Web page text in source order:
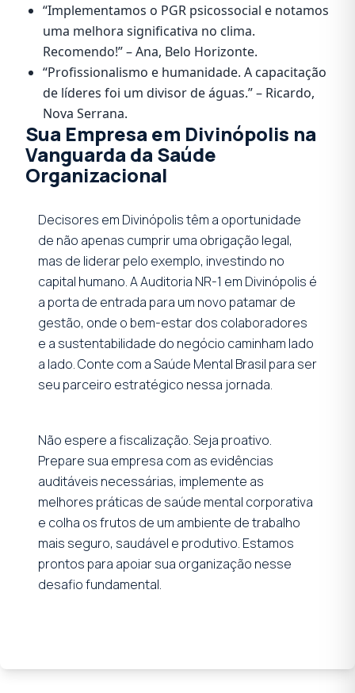
“Implementamos o PGR psicossocial e notamos
uma melhora significativa no clima.
Recomendo!” – Ana, Belo Horizonte.
“Profissionalismo e humanidade. A capacitação
de líderes foi um divisor de águas.” – Ricardo,
Nova Serrana.
Sua Empresa em Divinópolis na
Vanguarda da Saúde
Organizacional
Decisores em Divinópolis têm a oportunidade
de não apenas cumprir uma obrigação legal,
mas de liderar pelo exemplo, investindo no
capital humano. A Auditoria NR-1 em Divinópolis é
a porta de entrada para um novo patamar de
gestão, onde o bem-estar dos colaboradores
e a sustentabilidade do negócio caminham lado
a lado. Conte com a Saúde Mental Brasil para ser
seu parceiro estratégico nessa jornada.
Não espere a fiscalização. Seja proativo.
Prepare sua empresa com as evidências
auditáveis necessárias, implemente as
melhores práticas de saúde mental corporativa
e colha os frutos de um ambiente de trabalho
mais seguro, saudável e produtivo. Estamos
prontos para apoiar sua organização nesse
desafio fundamental.